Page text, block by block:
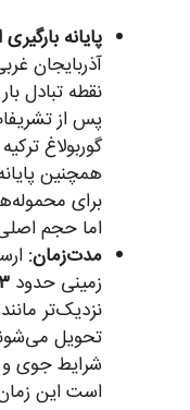
پایانه
آذربایجان
نقطه تبادل
پس از
گوربولاغ
همچنین
برای
اما حجم اصلی
مدت‌زمان:
زمینی حدود ۳ تا ۵ روز کاری
تحویل
شرایط جوی
است این